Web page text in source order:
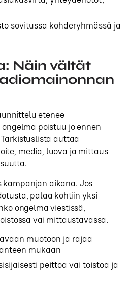
sovitussa kohderyhmässä ja
Näin vältät
etenee
poistuu jo ennen
auttaa
media, luova ja mittaus
aikana. Jos
palaa kohtiin yksi
ongelma viestissä,
vai mittaustavassa.
muotoon ja rajaa
mukaan
peittoa vai toistoa ja